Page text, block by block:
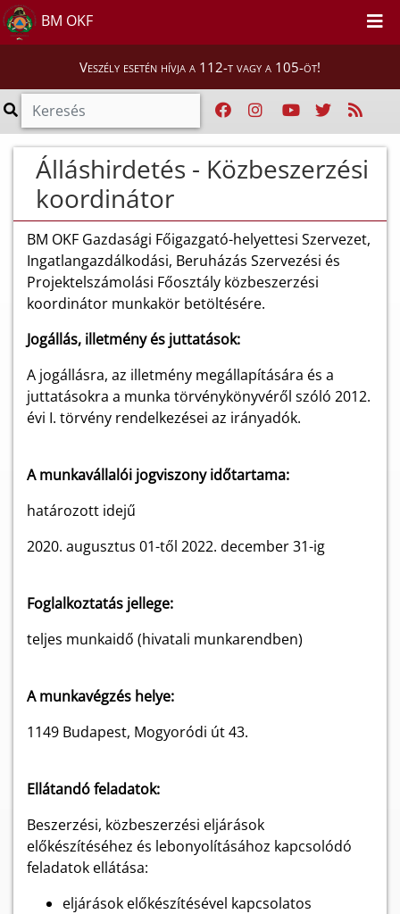
BM OKF
Veszély esetén hívja a 112-t vagy a 105-öt!
Álláshirdetés - Közbeszerzési
koordinátor
BM OKF Gazdasági Főigazgató-helyettesi Szervezet,
Ingatlangazdálkodási, Beruházás Szervezési és
Projektelszámolási Főosztály közbeszerzési
koordinátor munkakör betöltésére.
Jogállás, illetmény és juttatások:
A jogállásra, az illetmény megállapítására és a
juttatásokra a munka törvénykönyvéről szóló 2012.
évi I. törvény rendelkezései az irányadók.
A munkavállalói jogviszony időtartama:
határozott idejű
2020. augusztus 01-től 2022. december 31-ig
Foglalkoztatás jellege:
teljes munkaidő (hivatali munkarendben)
A munkavégzés helye:
1149 Budapest, Mogyoródi út 43.
Ellátandó feladatok:
Beszerzési, közbeszerzési eljárások
előkészítéséhez és lebonyolításához kapcsolódó
feladatok ellátása:
eljárások előkészítésével kapcsolatos